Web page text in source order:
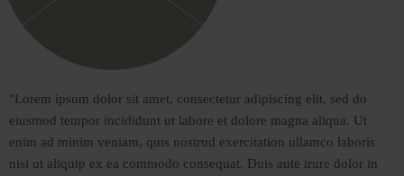
"Lorem ipsum dolor sit amet, consectetur adipiscing elit, sed do
eiusmod tempor incididunt ut labore et dolore magna aliqua. Ut
enim ad minim veniam, quis nostrud exercitation ullamco laboris
nisi ut aliquip ex ea commodo consequat. Duis aute irure dolor in